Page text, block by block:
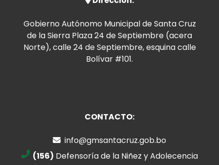
Gobierno Autónomo Municipal de Santa Cruz
de la Sierra Plaza 24 de Septiembre (acera
Norte), calle 24 de Septiembre, esquina calle
Bolívar #101.
CONTACTO:
info@gmsantacruz.gob.bo
(156) Defensoría de la Niñez y Adolecencia